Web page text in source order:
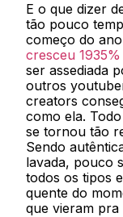
E o que dizer
tão pouco
começo do
cresceu
ser assediada
outros
creators
como ela.
se tornou tão
Sendo
lavada, pouco
todos os tipos
quente do
que vieram pra